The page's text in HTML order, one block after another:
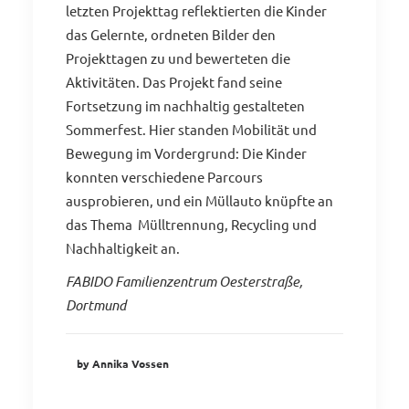
letzten Projekttag reflektierten die Kinder
das Gelernte, ordneten Bilder den
Projekttagen zu und bewerteten die
Aktivitäten. Das Projekt fand seine
Fortsetzung im nachhaltig gestalteten
Sommerfest. Hier standen Mobilität und
Bewegung im Vordergrund: Die Kinder
konnten verschiedene Parcours
ausprobieren, und ein Müllauto knüpfte an
das Thema Mülltrennung, Recycling und
Nachhaltigkeit an.
FABIDO Familienzentrum Oesterstraße,
Dortmund
by Annika Vossen